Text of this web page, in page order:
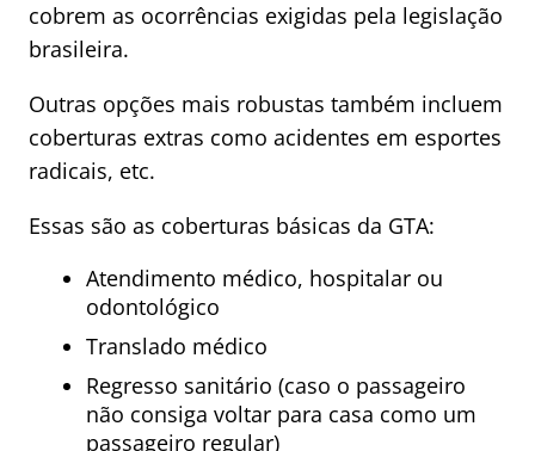
cobrem as ocorrências exigidas pela legislação
brasileira.
Outras opções mais robustas também incluem
coberturas extras como acidentes em esportes
radicais, etc.
Essas são as coberturas básicas da GTA:
Atendimento médico, hospitalar ou
odontológico
Translado médico
Regresso sanitário (caso o passageiro
não consiga voltar para casa como um
passageiro regular)